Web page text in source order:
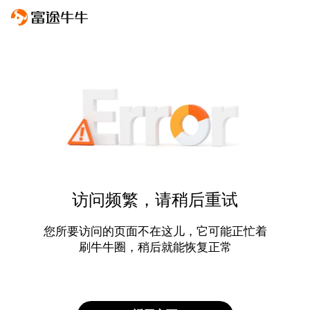
访问频繁，请稍后重试
您所要访问的页面不在这儿，它可能正忙着
刷牛牛圈，稍后就能恢复正常